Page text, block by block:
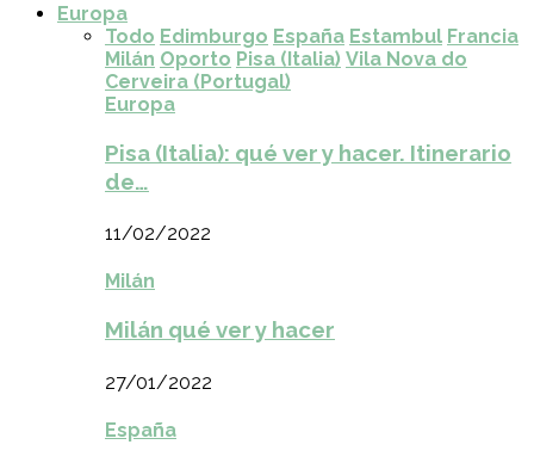
Europa
Todo Edimburgo España Estambul Francia
Milán Oporto Pisa (Italia) Vila Nova do
Cerveira (Portugal)
Europa
Pisa (Italia): qué ver y hacer. Itinerario
de…
11/02/2022
Milán
Milán qué ver y hacer
27/01/2022
España